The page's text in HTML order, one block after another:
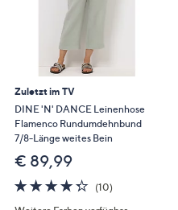
Zuletzt im TV
DINE 'N' DANCE Leinenhose
Flamenco Rundumdehnbund
7/8-Länge weites Bein
€ 89,99
4.3
von
(10)10